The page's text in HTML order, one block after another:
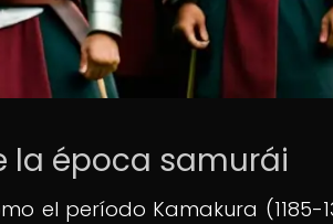
la época samurái
el período Kamakura